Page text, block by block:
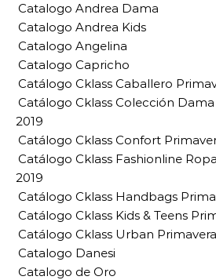
Catalogo Andrea Dama
Catalogo Andrea Kids
Catalogo Angelina
Catalogo Capricho
Catálogo Cklass Caballero
Catálogo Cklass Colección
2019
Catálogo Cklass Confort
Catálogo Cklass Fashionline
2019
Catálogo Cklass Handbags
Catálogo Cklass Kids & Teens
Catálogo Cklass Urban
Catalogo Danesi
Catalogo de Oro